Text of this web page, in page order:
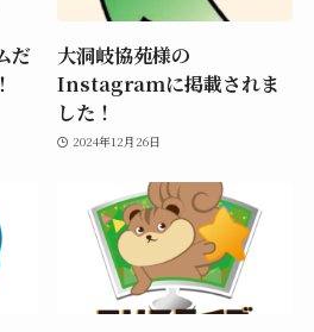
だ
大洞岐協苑様の
Instagramに掲載されま
した！
2024年12月26日